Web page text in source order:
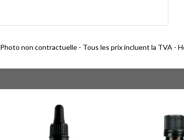
Photo non contractuelle - Tous les prix incluent la TVA -